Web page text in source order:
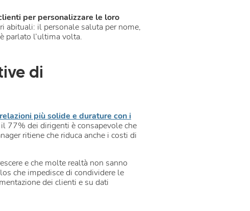
per personalizzare le loro
abituali: il personale saluta per nome,
parlato l’ultima volta.
di
relazioni più solide e durature con i
77% dei dirigenti è consapevole che
ritiene che riduca anche i costi di
e che molte realtà non sanno
che impedisce di condividere le
dei clienti e su dati